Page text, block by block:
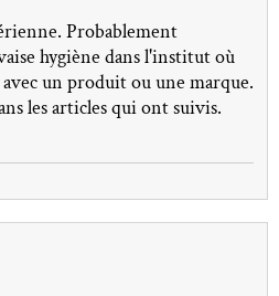
Probablement
hygiène dans l'institut où
un produit ou une marque.
les articles qui ont suivis.